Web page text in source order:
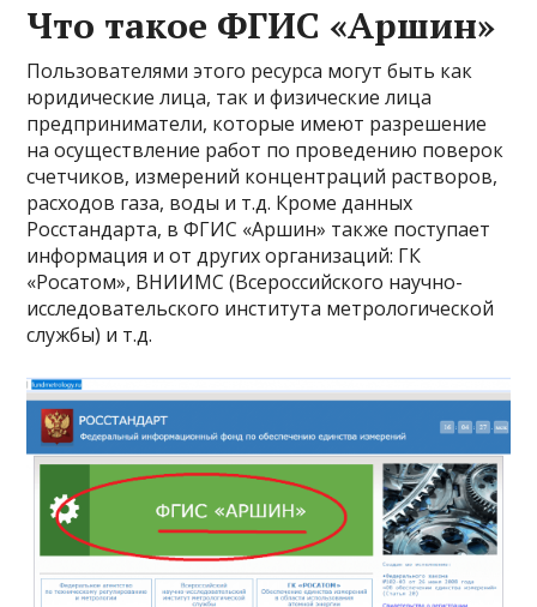
Что такое ФГИС «Аршин»
Пользователями этого ресурса могут быть как
юридические лица, так и физические лица
предприниматели, которые имеют разрешение
на осуществление работ по проведению поверок
счетчиков, измерений концентраций растворов,
расходов газа, воды и т.д. Кроме данных
Росстандарта, в ФГИС «Аршин» также поступает
информация и от других организаций: ГК
«Росатом», ВНИИМС (Всероссийского научно-
исследовательского института метрологической
службы) и т.д.